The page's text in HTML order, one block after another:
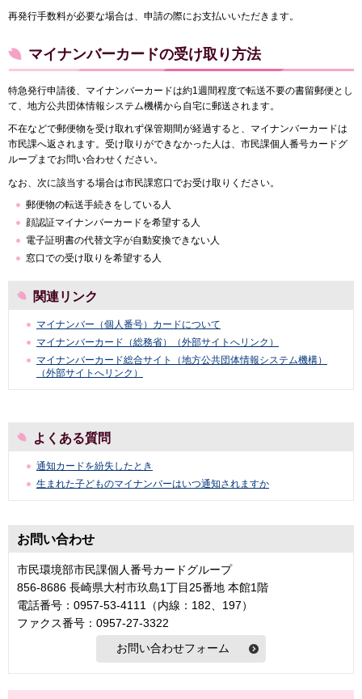
再発行手数料が必要な場合は、申請の際にお支払いいただきます。
マイナンバーカードの受け取り方法
特急発行申請後、マイナンバーカードは約1週間程度で転送不要の書留郵便とし
て、地方公共団体情報システム機構から自宅に郵送されます。
不在などで郵便物を受け取れず保管期間が経過すると、マイナンバーカードは
市民課へ返されます。受け取りができなかった人は、市民課個人番号カードグ
ループまでお問い合わせください。
なお、次に該当する場合は市民課窓口でお受け取りください。
郵便物の転送手続きをしている人
顔認証マイナンバーカードを希望する人
電子証明書の代替文字が自動変換できない人
窓口での受け取りを希望する人
関連リンク
マイナンバー（個人番号）カードについて
マイナンバーカード（総務省）（外部サイトへリンク）
マイナンバーカード総合サイト（地方公共団体情報システム機構）
（外部サイトへリンク）
よくある質問
通知カードを紛失したとき
生まれた子どものマイナンバーはいつ通知されますか
お問い合わせ
市民環境部市民課個人番号カードグループ
856-8686 長崎県大村市玖島1丁目25番地 本館1階
電話番号：0957-53-4111（内線：182、197）
ファクス番号：0957-27-3322